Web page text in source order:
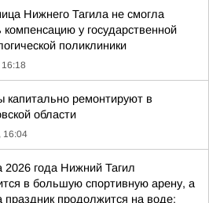
Нижнего Тагила не смогла
компенсацию у государственной
поликлиники
капитально ремонтируют в
области
16:04
2026 года Нижний Тагил
в большую спортивную арену, а
праздник продолжится на воде: